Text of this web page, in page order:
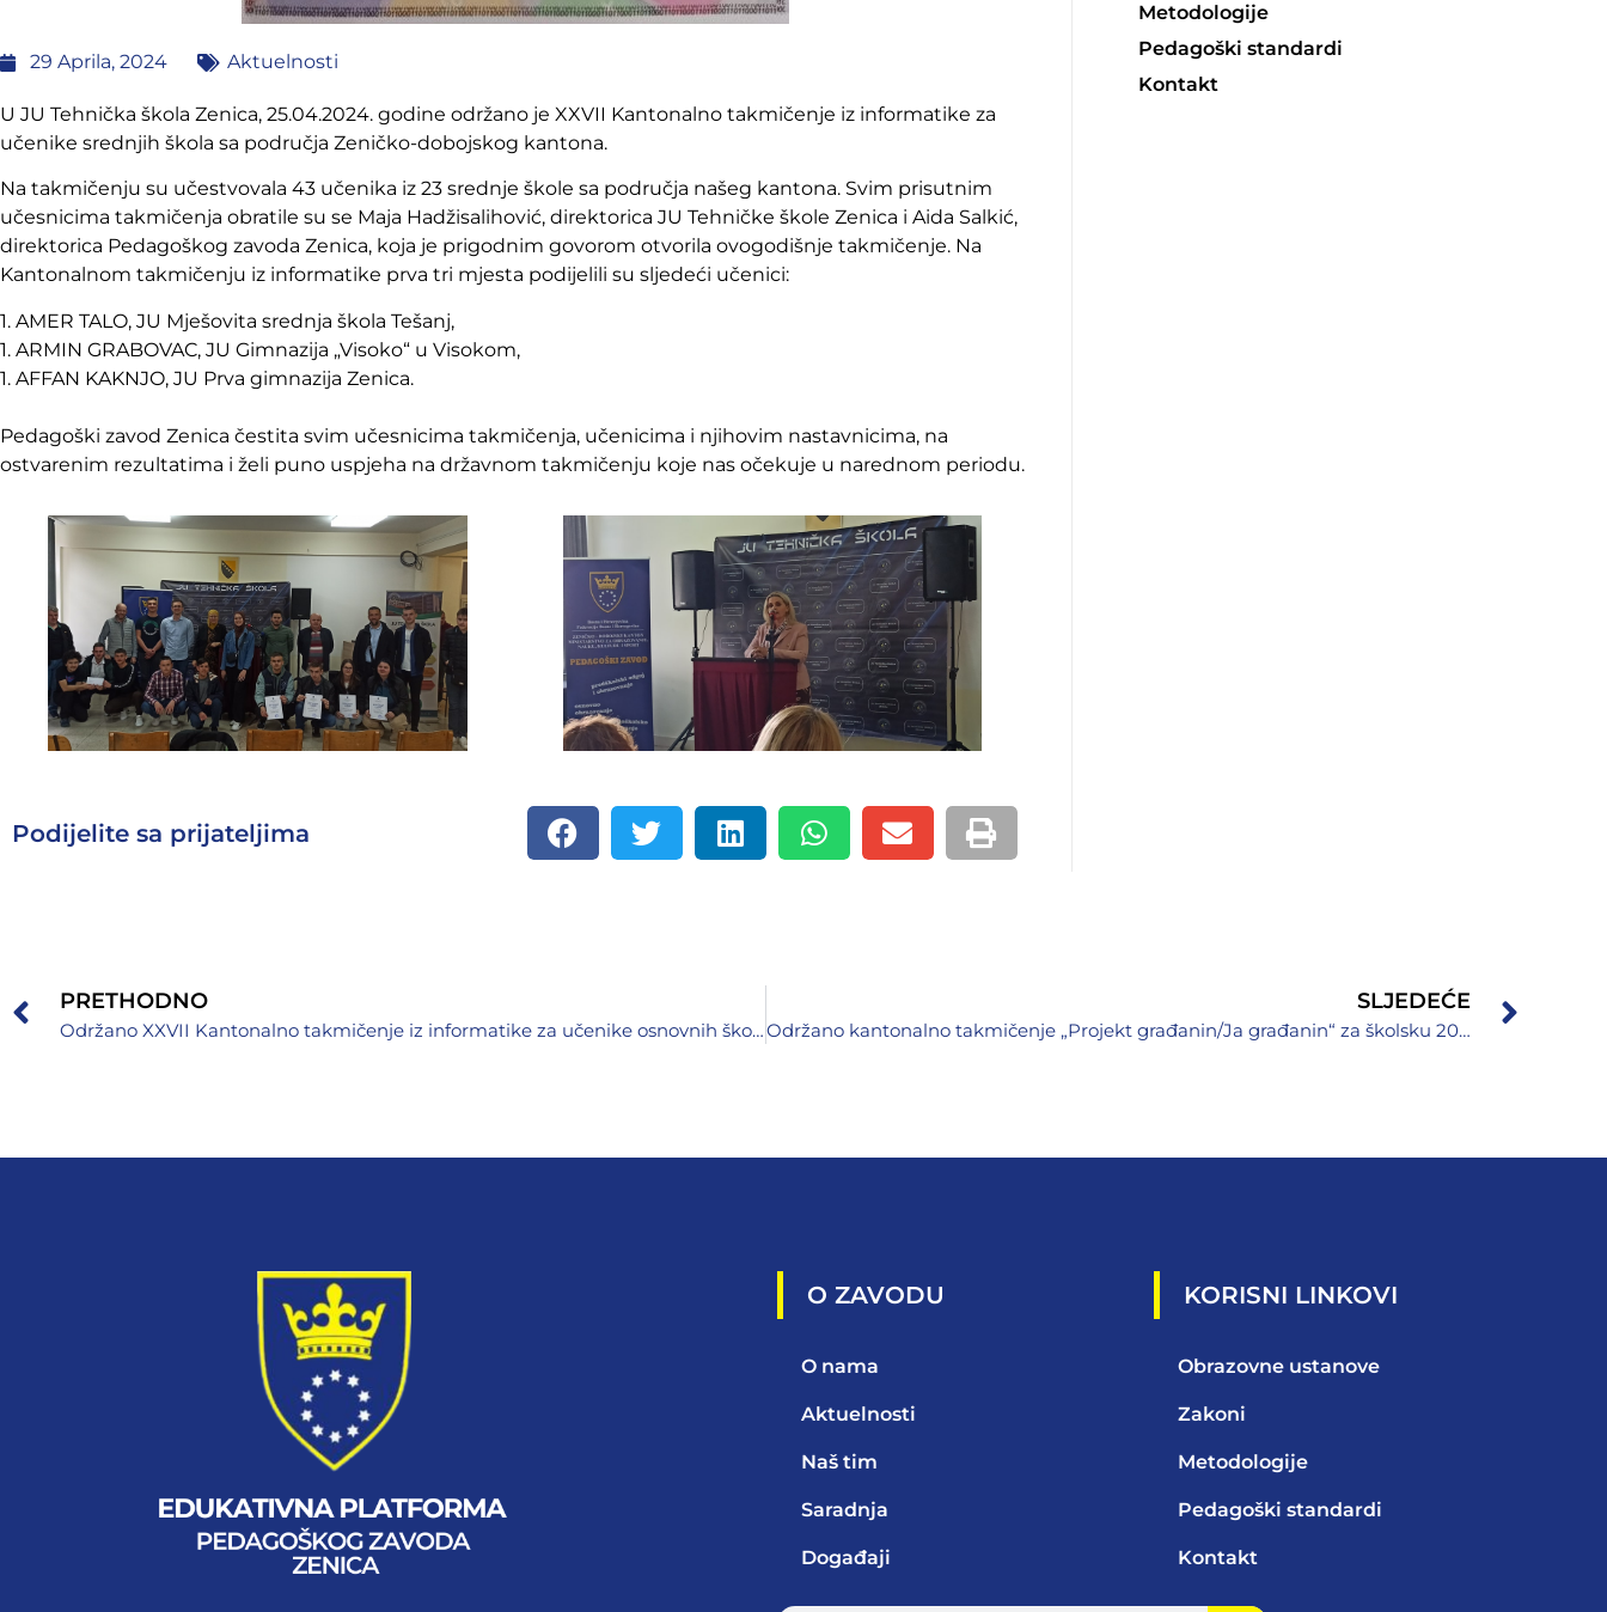
29 Aprila, 2024 Aktuelnosti
U JU Tehnička škola Zenica, 25.04.2024. godine održano je XXVII Kantonalno takmičenje iz informatike za
učenike srednjih škola sa područja Zeničko-dobojskog kantona.
Na takmičenju su učestvovala 43 učenika iz 23 srednje škole sa područja našeg kantona. Svim prisutnim
učesnicima takmičenja obratile su se Maja Hadžisalihović, direktorica JU Tehničke škole Zenica i Aida Salkić,
direktorica Pedagoškog zavoda Zenica, koja je prigodnim govorom otvorila ovogodišnje takmičenje. Na
Kantonalnom takmičenju iz informatike prva tri mjesta podijelili su sljedeći učenici:
1. AMER TALO, JU Mješovita srednja škola Tešanj,
1. ARMIN GRABOVAC, JU Gimnazija „Visoko“ u Visokom,
1. AFFAN KAKNJO, JU Prva gimnazija Zenica.
Pedagoški zavod Zenica čestita svim učesnicima takmičenja, učenicima i njihovim nastavnicima, na
ostvarenim rezultatima i želi puno uspjeha na državnom takmičenju koje nas očekuje u narednom periodu.
Podijelite sa prijateljima
Metodologije
Pedagoški standardi
Kontakt
PRETHODNO
Održano XXVII Kantonalno takmičenje iz informatike za učenike osnovnih škola
SLJEDEĆE
Održano kantonalno takmičenje „Projekt građanin/Ja građanin“ za školsku 2023/2024. godinu
O ZAVODU
O nama
Aktuelnosti
Naš tim
Saradnja
Događaji
KORISNI LINKOVI
Obrazovne ustanove
Zakoni
Metodologije
Pedagoški standardi
Kontakt